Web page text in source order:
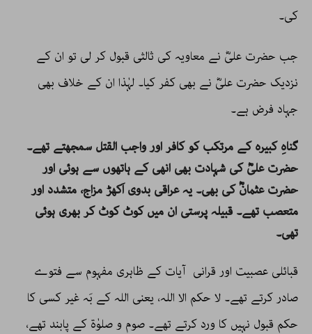
کی۔
جب حضرت علیؓ نے معاویہ کی ثالثی قبول کر لی تو ان کے
نزدیک حضرت علیؓ نے بھی کفر کیا۔ لہٰذا ان کے خلاف بھی
جہاد فرض ہے۔
گناہِ کبیرہ کے مرتکب کو کافر اور واجب القتل سمجھتے تھے۔
حضرت علیؓ کی شہادت بھی انھی کے ہاتھوں سے ہوئی اور
حضرت عثمانؓ کی بھی۔ یہ عراقی بدوی اَکھڑ مزاج، متشدد اور
متعصب تھے۔ قبیلہ پرستی ان میں کوٹ کوٹ کر بھری ہوئی
تھی۔
قبائلی عصبیت اور قرانی آیات کے ظاہری مفہوم سے فتوے
صادر کرتے تھے۔ لا حکم الا اللہ، یعنی اللہ کے بَہ غیر کسی کا
حکم قبول نہیں کا ورد کرتے تھے۔ صوم و صلوٰۃ کے پابند تھے،